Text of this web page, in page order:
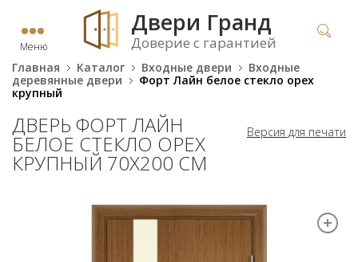
Меню
Двери Гранд
Доверие с гарантией
Главная Каталог Входные двери
Входные
деревянные двери
Форт Лайн белое стекло орех
крупный
Версия для печати
ДВЕРЬ ФОРТ ЛАЙН
БЕЛОЕ СТЕКЛО ОРЕХ
КРУПНЫЙ 70Х200 СМ